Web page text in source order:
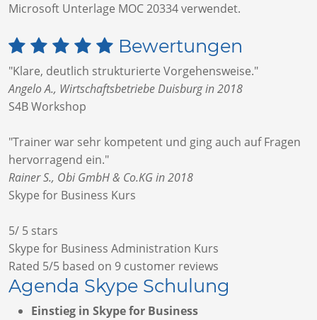
Microsoft Unterlage MOC 20334 verwendet.
Bewertungen
"Klare, deutlich strukturierte Vorgehensweise."
Angelo A., Wirtschaftsbetriebe Duisburg in 2018
S4B Workshop
"Trainer war sehr kompetent und ging auch auf Fragen
hervorragend ein."
Rainer S., Obi GmbH & Co.KG in 2018
Skype for Business Kurs
5/ 5 stars
Skype for Business Administration Kurs
Rated 5/5 based on 9 customer reviews
Agenda Skype Schulung
Einstieg in Skype for Business